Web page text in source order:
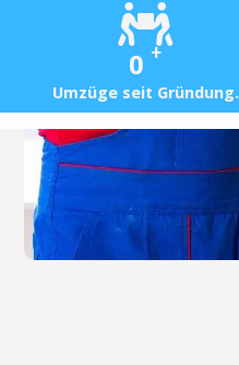
0 +
Umzüge seit Gründung.